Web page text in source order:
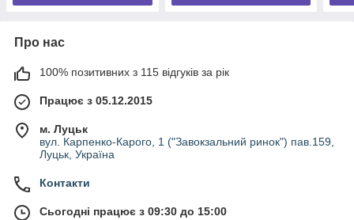
Про нас
100% позитивних з 115 відгуків за рік
Працює з 05.12.2015
м. Луцьк
вул. Карпенко-Карого, 1 ("Завокзальний ринок") пав.159,
Луцьк, Україна
Контакти
Сьогодні працює з 09:30 до 15:00